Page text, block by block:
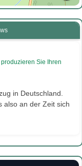
Sie Ihren
in Deutschland.
also an der Zeit sich